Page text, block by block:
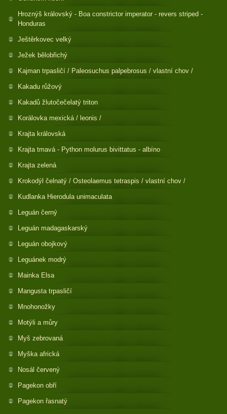
Hroznýš královský - Boa constrictor imperator - revers striped -
Honduras
Ještěrkovec velký
Ježek bělobřichý
Kajman trpasličí / Paleosuchus palpebrosus / vlastní chov /
Kakadu růžový
Kakadů žlutočečelatý triton
Korálovka mexická / leonis /
Krajta královská
Krajta tmavá - Python molurus bivittatus - albíno
Krajta zelená
Krokodýl čelnatý / Osteolaemus tetraspis / vlastní chov /
Kudlanka Hierodula unimaculata
Leguán černý
Leguán madagaskarský
Leguán obojkový
Leguánek modrý
Mainka Elsa
Mangusta trpasličí
Mnohonožky
Motýli a můry
Myš zebrovaná
Myška africká
Nosál červený
Pagekon obří
Pagekon řasnatý